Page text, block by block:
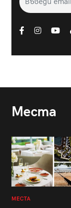
Места
МЕСТА